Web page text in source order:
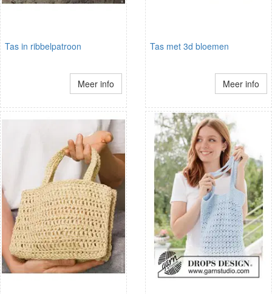
Tas in ribbelpatroon
Meer info
Tas met 3d bloemen
Meer info